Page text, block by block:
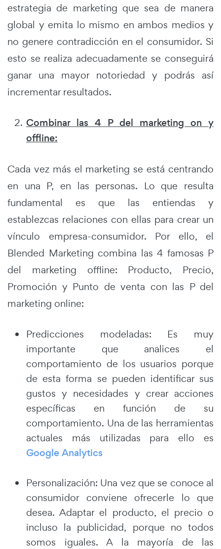
estrategia de marketing que sea de manera
global y emita lo mismo en ambos medios y
no genere contradicción en el consumidor. Si
esto se realiza adecuadamente se conseguirá
ganar una mayor notoriedad y podrás así
incrementar resultados.
Combinar las 4 P del marketing on y
offline:
Cada vez más el marketing se está centrando
en una P, en las personas. Lo que resulta
fundamental es que las entiendas y
establezcas relaciones con ellas para crear un
vínculo empresa-consumidor. Por ello, el
Blended Marketing combina las 4 famosas P
del marketing offline: Producto, Precio,
Promoción y Punto de venta con las P del
marketing online:
Predicciones modeladas: Es muy
importante que analices el
comportamiento de los usuarios porque
de esta forma se pueden identificar sus
gustos y necesidades y crear acciones
específicas en función de su
comportamiento. Una de las herramientas
actuales más utilizadas para ello es
Google Analytics
Personalización: Una vez que se conoce al
consumidor conviene ofrecerle lo que
desea. Adaptar el producto, el precio o
incluso la publicidad, porque no todos
somos iguales. A la mayoría de las